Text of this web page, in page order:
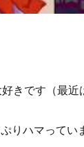
きです（最近
りハマってい